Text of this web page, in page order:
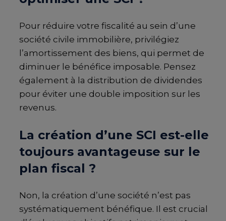
Pour réduire votre fiscalité au sein d’une
société civile immobilière, privilégiez
l’amortissement des biens, qui permet de
diminuer le bénéfice imposable. Pensez
également à la distribution de dividendes
pour éviter une double imposition sur les
revenus.
La création d’une SCI est-elle
toujours avantageuse sur le
plan fiscal ?
Non, la création d’une société n’est pas
systématiquement bénéfique. Il est crucial